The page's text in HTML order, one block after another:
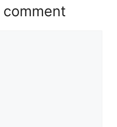
comment